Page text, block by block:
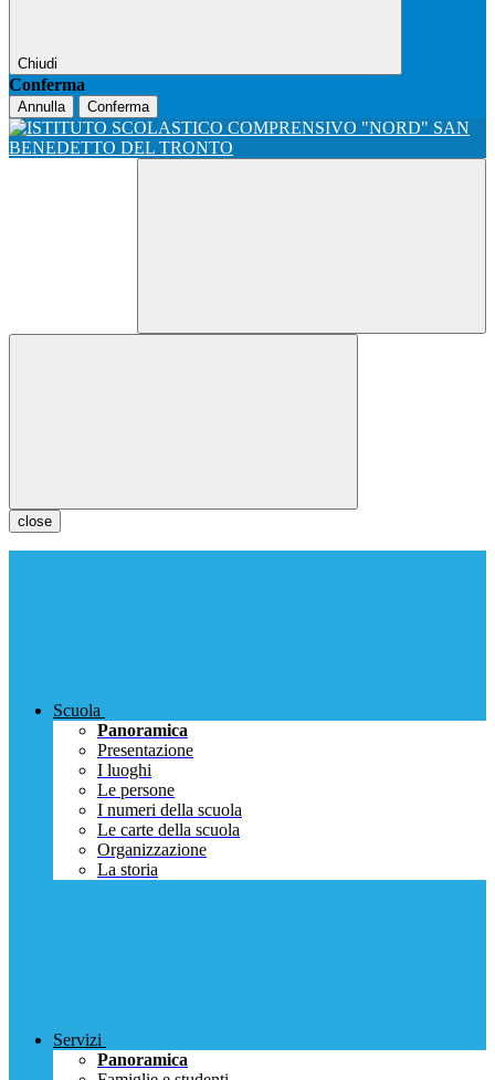
Chiudi
Conferma
Annulla Conferma
close
Scuola
Panoramica
Presentazione
I luoghi
Le persone
I numeri della scuola
Le carte della scuola
Organizzazione
La storia
Servizi
Panoramica